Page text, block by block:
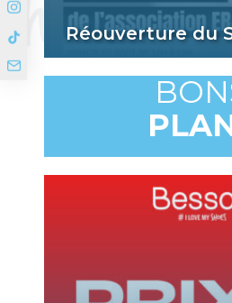
Réouverture du